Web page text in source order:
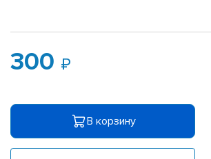
300
В корзину